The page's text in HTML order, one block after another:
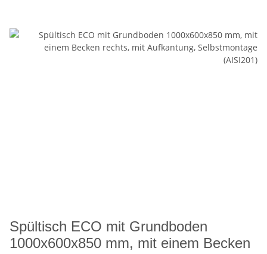
Spültisch ECO mit Grundboden
1000x600x850 mm, mit einem Becken